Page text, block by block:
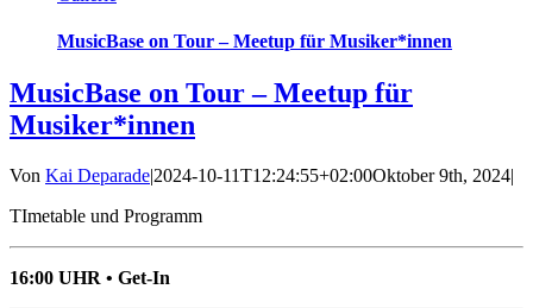
MusicBase on Tour – Meetup für Musiker*innen
MusicBase on Tour – Meetup für
Musiker*innen
Von Kai Deparade|2024-10-11T12:24:55+02:00Oktober 9th, 2024|
TImetable und Programm
16:00 UHR • Get-In